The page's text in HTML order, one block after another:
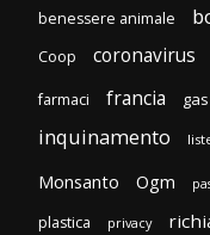
benessere animale
Coop coronavirus
farmaci francia gas
inquinamento
Monsanto Ogm
plastica privacy